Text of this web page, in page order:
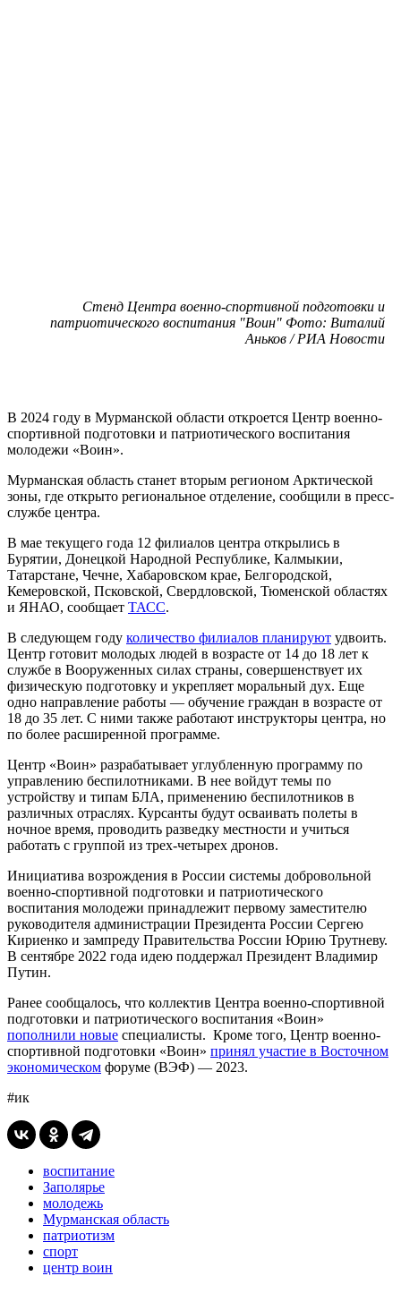
Стенд Центра военно-спортивной подготовки и
патриотического воспитания "Воин" Фото: Виталий
Аньков / РИА Новости
В 2024 году в Мурманской области откроется Центр военно-
спортивной подготовки и патриотического воспитания
молодежи «Воин».
Мурманская область станет вторым регионом Арктической
зоны, где открыто региональное отделение, сообщили в пресс-
службе центра.
В мае текущего года 12 филиалов центра открылись в
Бурятии, Донецкой Народной Республике, Калмыкии,
Татарстане, Чечне, Хабаровском крае, Белгородской,
Кемеровской, Псковской, Свердловской, Тюменской областях
и ЯНАО, сообщает ТАСС.
В следующем году количество филиалов планируют удвоить.
Центр готовит молодых людей в возрасте от 14 до 18 лет к
службе в Вооруженных силах страны, совершенствует их
физическую подготовку и укрепляет моральный дух. Еще
одно направление работы — обучение граждан в возрасте от
18 до 35 лет. С ними также работают инструкторы центра, но
по более расширенной программе.
Центр «Воин» разрабатывает углубленную программу по
управлению беспилотниками. В нее войдут темы по
устройству и типам БЛА, применению беспилотников в
различных отраслях. Курсанты будут осваивать полеты в
ночное время, проводить разведку местности и учиться
работать с группой из трех-четырех дронов.
Инициатива возрождения в России системы добровольной
военно-спортивной подготовки и патриотического
воспитания молодежи принадлежит первому заместителю
руководителя администрации Президента России Сергею
Кириенко и зампреду Правительства России Юрию Трутневу.
В сентябре 2022 года идею поддержал Президент Владимир
Путин.
Ранее сообщалось, что коллектив Центра военно-спортивной
подготовки и патриотического воспитания «Воин»
пополнили новые специалисты. Кроме того, Центр военно-
спортивной подготовки «Воин» принял участие в Восточном
экономическом форуме (ВЭФ) — 2023.
#ик
воспитание
Заполярье
молодежь
Мурманская область
патриотизм
спорт
центр воин